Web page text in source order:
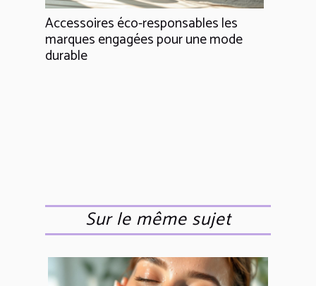
Accessoires éco-responsables les
marques engagées pour une mode
durable
Sur le même sujet